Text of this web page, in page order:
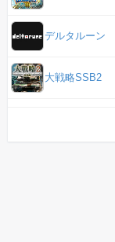
デルタルーン
大戦略SSB2